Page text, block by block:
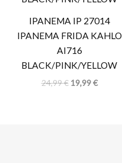
IPANEMA IP 27014
IPANEMA FRIDA KAHLO
AI716
BLACK/PINK/YELLOW
24,99€ 19,99€